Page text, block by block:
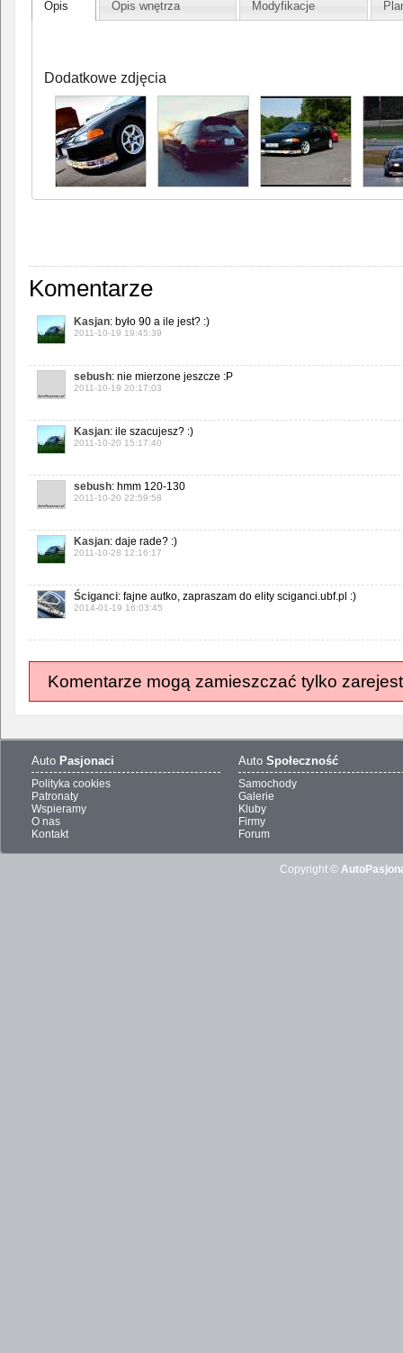
Opis Opis wnętrza Modyfikacje
Dodatkowe zdjęcia
Komentarze
Kasjan: było 90 a ile jest? :)
2011-10-19 19:45:39
sebush: nie mierzone jeszcze :P
2011-10-19 20:17:03
Kasjan: ile szacujesz? :)
2011-10-20 15:17:40
sebush: hmm 120-130
2011-10-20 22:59:58
Kasjan: daje rade? :)
2011-10-28 12:16:17
Ściganci: fajne autko, zapraszam do elity sciganci.ubf.pl :)
2014-01-19 16:03:45
Komentarze mogą zamieszczać tylko
Auto Pasjonaci
Polityka cookies
Patronaty
Wspieramy
O nas
Kontakt
Auto Społeczność
Samochody
Galerie
Kluby
Firmy
Forum
Copyright ©